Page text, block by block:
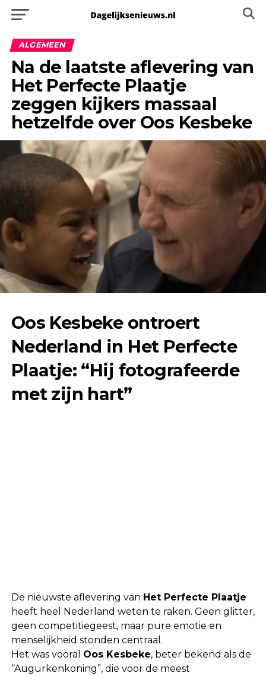
ALGEMEEN
Na de laatste aflevering van
Het Perfecte Plaatje
zeggen kijkers massaal
hetzelfde over Oos Kesbeke
Oos Kesbeke ontroert
Nederland in Het Perfecte
Plaatje: “Hij fotografeerde
met zijn hart”
De nieuwste aflevering van Het Perfecte Plaatje
heeft heel Nederland weten te raken. Geen glitter,
geen competitiegeest, maar pure emotie en
menselijkheid stonden centraal.
Het was vooral Oos Kesbeke, beter bekend als de
“Augurkenkoning”, die voor de meest